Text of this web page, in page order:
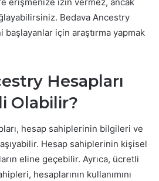
Bedava Ancestry
başlayanlar için araştırma yapmak
Hesapları
Olabilir?
hesap sahiplerinin bilgileri ve
Hesap sahiplerinin kişisel
eline geçebilir. Ayrıca, ücretli
hesaplarının kullanımını